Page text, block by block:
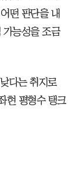
떤 판단을 내
능성을 조금
다는 취지로
현 평형수 탱크